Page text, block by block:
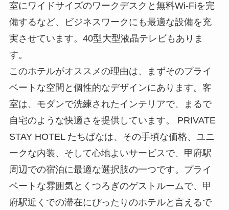
室にワイドサイズのワークデスクと無料Wi-Fiを完
備するなど、ビジネスワークにも最適な設備を充
実させています。40型大型液晶テレビもありま
す。
このホテルがオススメの理由は、まずそのプライ
ベートな空間と個性的なデザインにあります。客
室は、モダンで洗練されたインテリアで、まるで
自宅のような快適さを提供しています。 PRIVATE
STAY HOTEL たちばなは、その手頃な価格、ユニ
ークな内装、そして心地よいサービスで、甲府駅
周辺での宿泊に最適な選択肢の一つです。プライ
ベートな雰囲気とくつろぎのゲストルームで、甲
府駅近くでの滞在にぴったりのホテルと言えるで